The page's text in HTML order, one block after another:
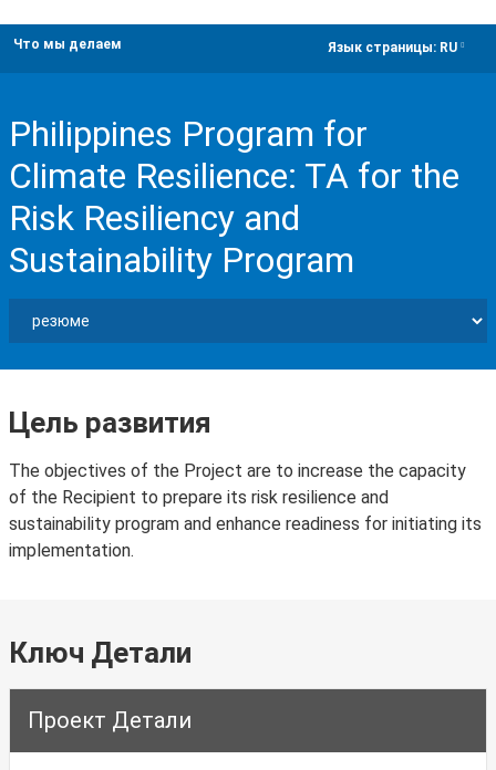
Что мы делаем Язык страницы: RU
Philippines Program for
Climate Resilience: TA for the
Risk Resiliency and
Sustainability Program
Цель развития
The objectives of the Project are to increase the capacity
of the Recipient to prepare its risk resilience and
sustainability program and enhance readiness for initiating its
implementation.
Ключ Детали
Проект Детали